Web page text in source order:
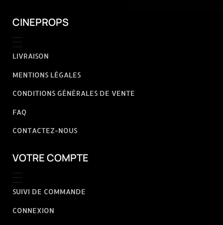
CINEPROPS
LIVRAISON
MENTIONS LÉGALES
CONDITIONS GÉNÉRALES DE VENTE
FAQ
CONTACTEZ-NOUS
VOTRE COMPTE
SUIVI DE COMMANDE
CONNEXION